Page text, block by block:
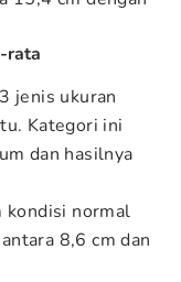
rata
jenis ukuran
Kategori ini
dan hasilnya
kondisi normal
8,6 cm dan